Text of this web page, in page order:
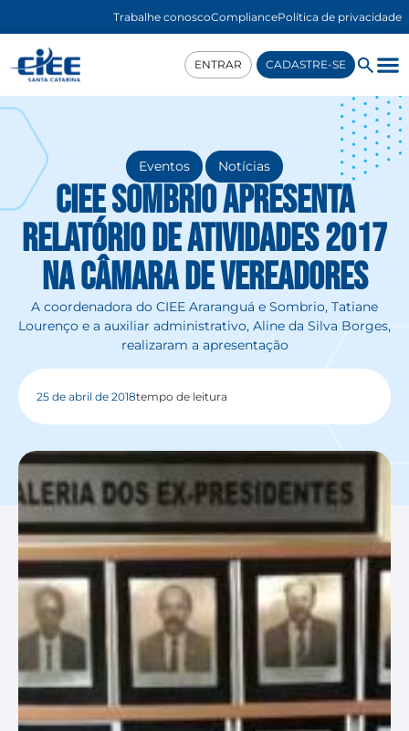
Trabalhe conoscoCompliancePolítica de privacidade
ENTRAR CADASTRE-SE
Eventos , Notícias
CIEE Sombrio apresenta
Relatório de Atividades 2017
na Câmara de vereadores
A coordenadora do CIEE Araranguá e Sombrio, Tatiane
Lourenço e a auxiliar administrativo, Aline da Silva Borges,
realizaram a apresentação
25 de abril de 2018tempo de leitura